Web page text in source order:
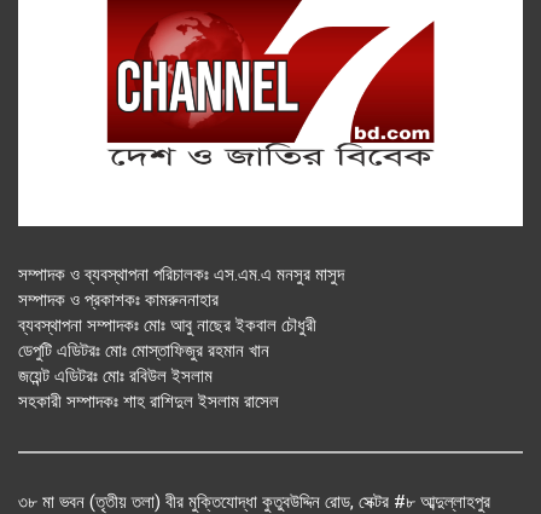
সম্পাদক ও ব্যবস্থাপনা পরিচালকঃ এস.এম.এ মনসুর মাসুদ
সম্পাদক ও প্রকাশকঃ কামরুননাহার
ব্যবস্থাপনা সম্পাদকঃ মোঃ আবু নাছের ইকবাল চৌধুরী
ডেপুটি এডিটরঃ মোঃ মোস্তাফিজুর রহমান খান
জয়েন্ট এডিটরঃ মোঃ রবিউল ইসলাম
সহকারী সম্পাদকঃ শাহ রাশিদুল ইসলাম রাসেল
৩৮ মা ভবন (তৃতীয় তলা) বীর মুক্তিযোদ্ধা কুতুবউদ্দিন রোড, সেক্টর #৮ আব্দুল্লাহপুর